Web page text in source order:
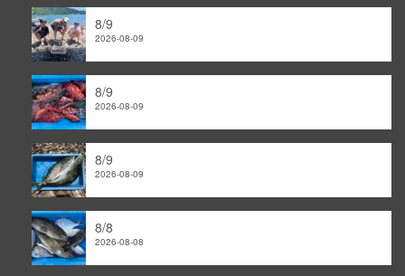
8/9
2026-08-09
8/9
2026-08-09
8/9
2026-08-09
8/8
2026-08-08